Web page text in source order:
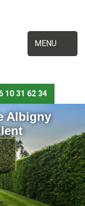
MENU
10 31 62 34
Albigny